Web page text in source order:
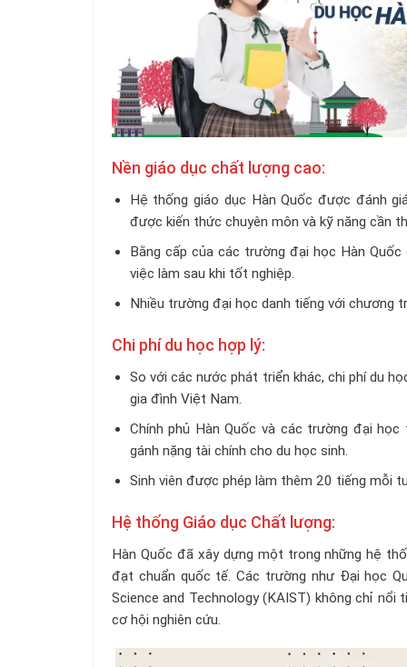
Nền giáo dục chất lượng cao:
Hệ thống giáo dục Hàn Quốc được đánh
được kiến thức chuyên môn và kỹ năng cần
Bằng cấp của các trường đại học Hàn
việc làm sau khi tốt nghiệp.
Nhiều trường đại học danh tiếng với chương
Chi phí du học hợp lý:
So với các nước phát triển khác, chi phí du
gia đình Việt Nam.
Chính phủ Hàn Quốc và các trường đại
gánh nặng tài chính cho du học sinh.
Sinh viên được phép làm thêm 20 tiếng mỗi
Hệ thống Giáo dục Chất lượng:
Hàn Quốc đã xây dựng một trong những hệ
đạt chuẩn quốc tế. Các trường như Đại học
Science and Technology (KAIST) không chỉ
cơ hội nghiên cứu.